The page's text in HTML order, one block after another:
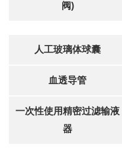
阀)
人工玻璃体球囊
血透导管
一次性使用精密过滤输液
器